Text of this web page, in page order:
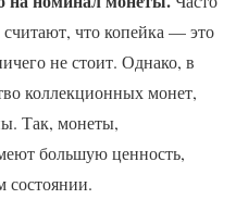
что копейка — это
не стоит. Однако, в
коллекционных монет,
Так, монеты,
большую ценность,
состоянии.